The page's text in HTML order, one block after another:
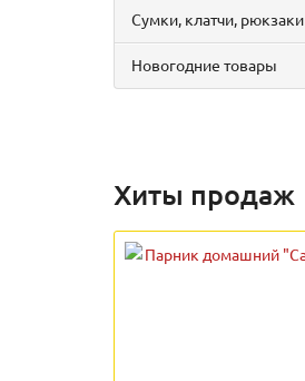
Сумки, клатчи, рюкзаки
Новогодние товары
Хиты продаж